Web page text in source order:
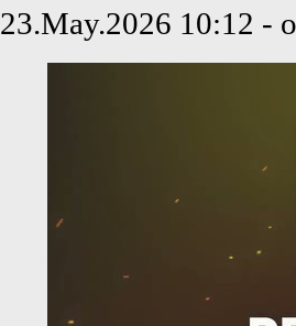
23.May.2026 10:12 -